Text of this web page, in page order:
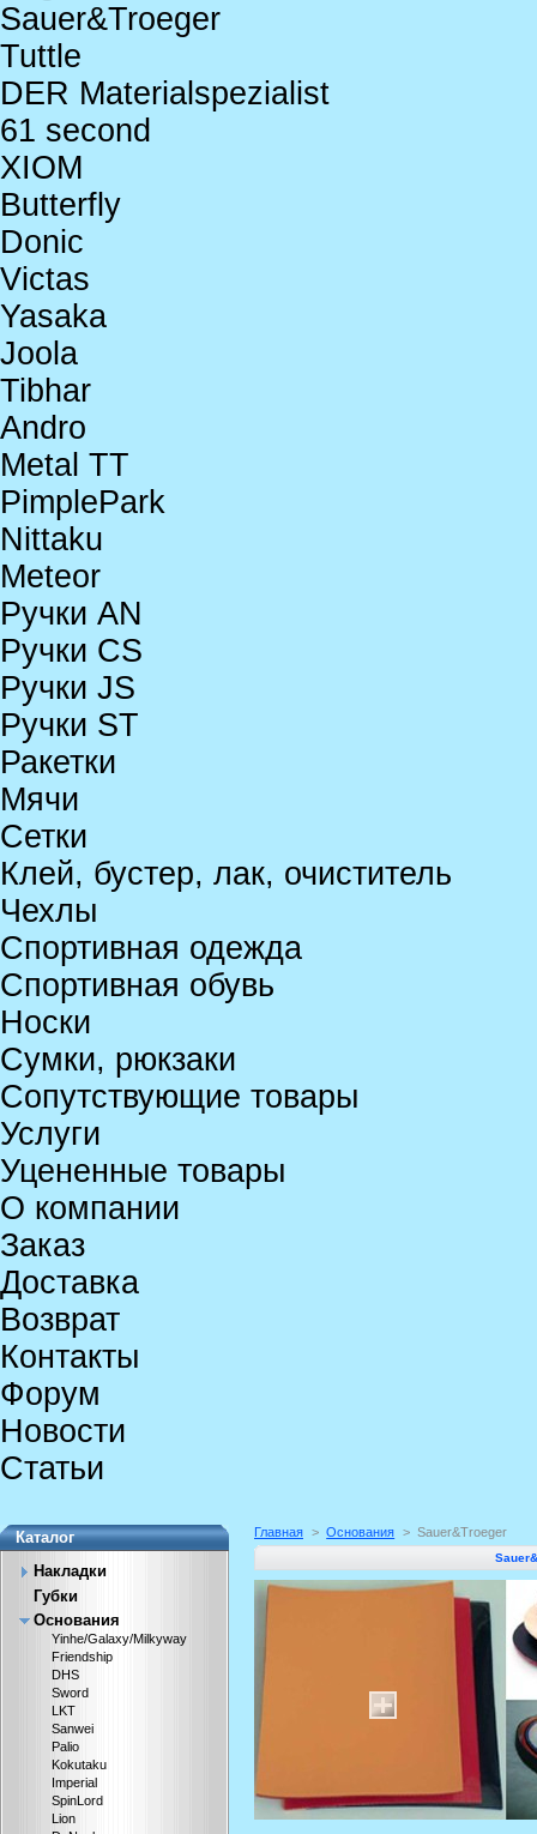
Sauer&Troeger
Tuttle
DER Materialspezialist
61 second
XIOM
Butterfly
Donic
Victas
Yasaka
Joola
Tibhar
Andro
Metal TT
PimplePark
Nittaku
Meteor
Ручки AN
Ручки CS
Ручки JS
Ручки ST
Ракетки
Мячи
Сетки
Клей, бустер, лак, очиститель
Чехлы
Спортивная одежда
Спортивная обувь
Носки
Сумки, рюкзаки
Сопутствующие товары
Услуги
Уцененные товары
О компании
Заказ
Доставка
Возврат
Контакты
Форум
Новости
Статьи
Каталог
Накладки
Губки
Основания
Yinhe/Galaxy/Milkyway
Friendship
DHS
Sword
LKT
Sanwei
Palio
Kokutaku
Imperial
SpinLord
Lion
Главная > Основания > Sauer&Troeger